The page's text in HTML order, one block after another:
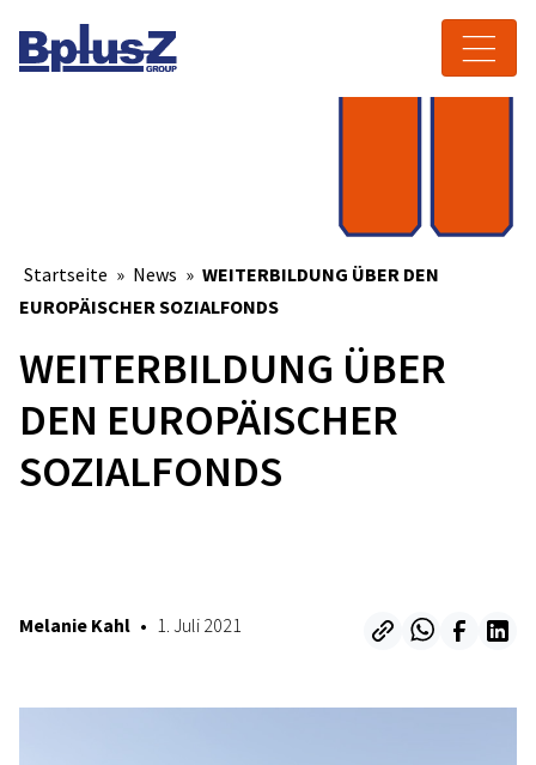
Toggle navigation
Startseite » News » WEITERBILDUNG ÜBER DEN
EUROPÄISCHER SOZIALFONDS
WEITERBILDUNG ÜBER
DEN EUROPÄISCHER
SOZIALFONDS
Melanie Kahl • 1. Juli 2021